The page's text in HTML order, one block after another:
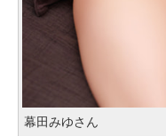
幕田みゆさん